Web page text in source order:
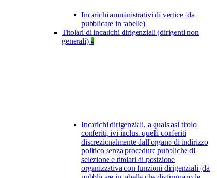
Incarichi amministrativi di vertice (da
pubblicare in tabelle)
Titolari di incarichi dirigenziali (dirigenti non
generali) 4
Incarichi dirigenziali, a qualsiasi titolo
conferiti, ivi inclusi quelli conferiti
discrezionalmente dall'organo di indirizzo
politico senza procedure pubbliche di
selezione e titolari di posizione
organizzativa con funzioni dirigenziali (da